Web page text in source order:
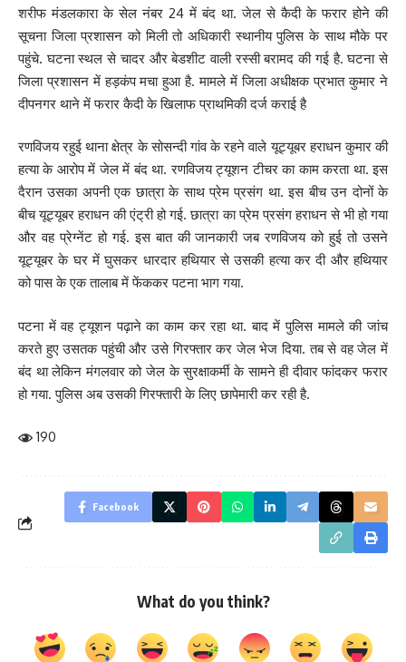
शरीफ मंडलकारा के सेल नंबर 24 में बंद था. जेल से कैदी के फरार होने की
सूचना जिला प्रशासन को मिली तो अधिकारी स्थानीय पुलिस के साथ मौके पर
पहुंचे. घटना स्थल से चादर और बेडशीट वाली रस्सी बरामद की गई है. घटना से
जिला प्रशासन में हड़कंप मचा हुआ है. मामले में जिला अधीक्षक प्रभात कुमार ने
दीपनगर थाने में फरार कैदी के खिलाफ प्राथमिकी दर्ज कराई है
रणविजय रहुई थाना क्षेत्र के सोसन्दी गांव के रहने वाले यूट्यूबर हराधन कुमार की
हत्या के आरोप में जेल में बंद था. रणविजय ट्यूशन टीचर का काम करता था. इस
दैरान उसका अपनी एक छात्रा के साथ प्रेम प्रसंग था. इस बीच उन दोनों के
बीच यूट्यूबर हराधन की एंट्री हो गई. छात्रा का प्रेम प्रसंग हराधन से भी हो गया
और वह प्रेग्नेंट हो गई. इस बात की जानकारी जब रणविजय को हुई तो उसने
यूट्यूबर के घर में घुसकर धारदार हथियार से उसकी हत्या कर दी और हथियार
को पास के एक तालाब में फेंककर पटना भाग गया.
पटना में वह ट्यूशन पढ़ाने का काम कर रहा था. बाद में पुलिस मामले की जांच
करते हुए उसतक पहुंची और उसे गिरफ्तार कर जेल भेज दिया. तब से वह जेल में
बंद था लेकिन मंगलवार को जेल के सुरक्षाकर्मी के सामने ही दीवार फांदकर फरार
हो गया. पुलिस अब उसकी गिरफ्तारी के लिए छापेमारी कर रही है.
190
Facebook
What do you think?